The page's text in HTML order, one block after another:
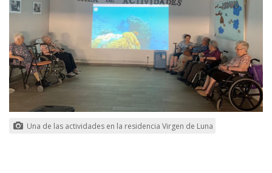
Una de las actividades en la residencia Virgen de Luna